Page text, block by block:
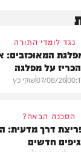
נגד לומדי התורה
המאוכזבים:
על מפלגה
07/08/26שוקי כץ
הסכנה הבאה?
דרך מדעית:
חדשים